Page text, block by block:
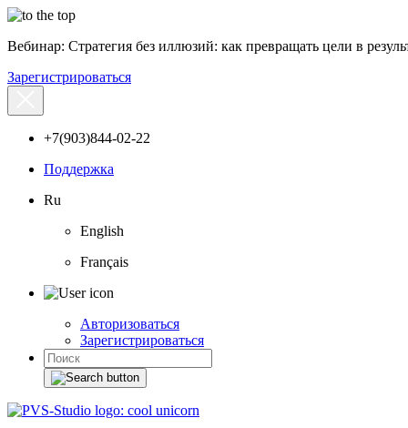
Вебинар: Стратегия без иллюзий: как превращать цели в
Зарегистрироваться
+7(903)844-02-22
Поддержка
Ru
English
Français
Авторизоваться
Зарегистрироваться